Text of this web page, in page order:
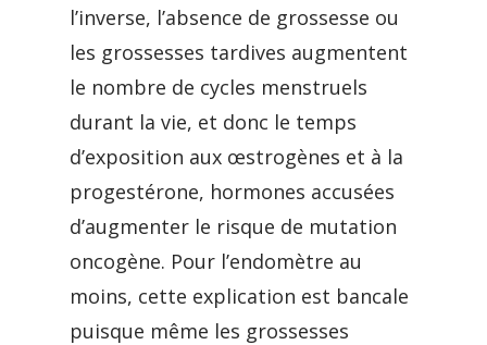
l’inverse, l’absence de grossesse ou
les grossesses tardives augmentent
le nombre de cycles menstruels
durant la vie, et donc le temps
d’exposition aux œstrogènes et à la
progestérone, hormones accusées
d’augmenter le risque de mutation
oncogène. Pour l’endomètre au
moins, cette explication est bancale
puisque même les grossesses